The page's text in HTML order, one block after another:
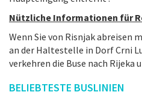
Nützliche Informationen für
Wenn Sie von Risnjak abreisen
an der Haltestelle in Dorf Crni
verkehren die Buse nach Rijeka
BELIEBTESTE BUSLINIEN